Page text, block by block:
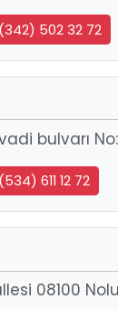
502 32 72
bulvarı
611 12 72
08100